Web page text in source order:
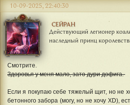
СЕЙРАН
Действующий легионер
наследный принц
10-09-2025, 22:40:30
Смотрите.
Здоровья у меня мало, зато дури дофига.
Если я покупаю себе тяжелый щит, но не
бетонного забора (могу, но не хочу XD),